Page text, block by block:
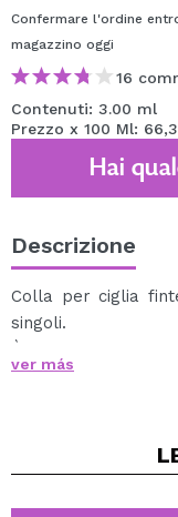
Confermare l'ordine
magazzino oggi
16
Contenuti: 3.00 ml
Prezzo x 100 Ml:
Hai
Descrizione
Colla per ciglia
singoli.
È una colla di
ver más